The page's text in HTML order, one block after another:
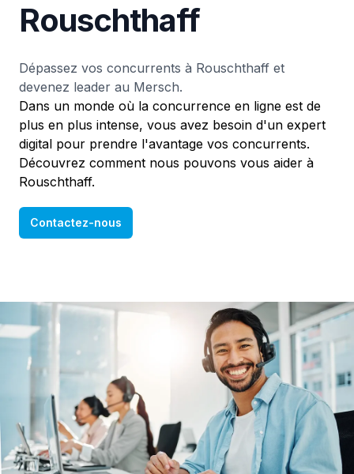
Rouschthaff
Dépassez vos concurrents à Rouschthaff et
devenez leader au Mersch.
Dans un monde où la concurrence en ligne est de
plus en plus intense, vous avez besoin d'un expert
digital pour prendre l'avantage vos concurrents.
Découvrez comment nous pouvons vous aider à
Rouschthaff.
Contactez-nous